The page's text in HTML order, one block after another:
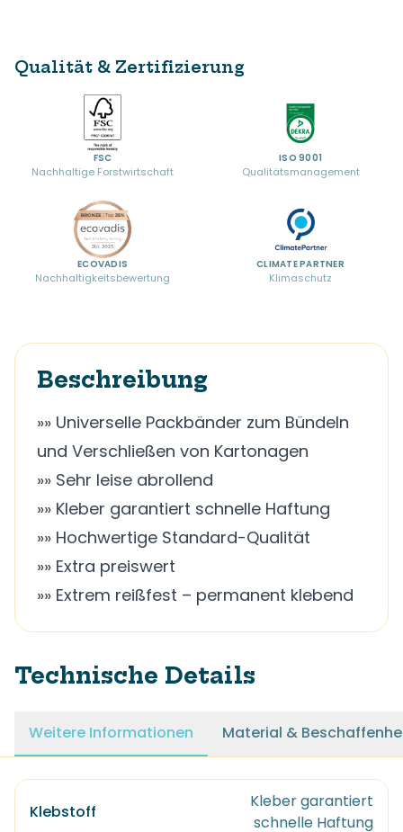
Qualität & Zertifizierung
FSC
Nachhaltige Forstwirtschaft
ISO 9001
Qualitätsmanagement
ECOVADIS
Nachhaltigkeitsbewertung
CLIMATE PARTNER
Klimaschutz
Beschreibung
»» Universelle Packbänder zum Bündeln
und Verschließen von Kartonagen
»» Sehr leise abrollend
»» Kleber garantiert schnelle Haftung
»» Hochwertige Standard-Qualität
»» Extra preiswert
»» Extrem reißfest – permanent klebend
Technische Details
Weitere Informationen Material &
Klebstoff
Kleber garantiert
schnelle Haftung